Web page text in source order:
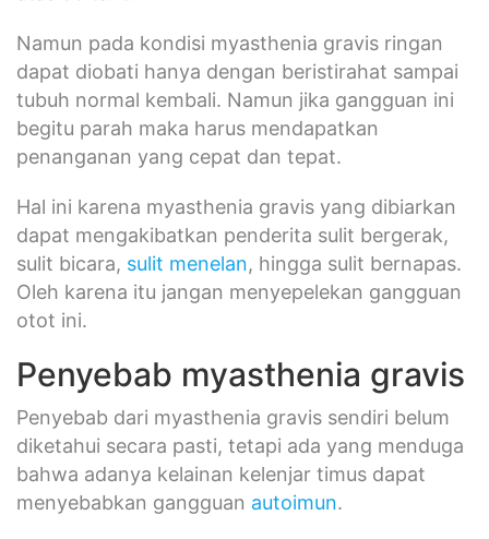
Namun pada kondisi myasthenia gravis ringan
dapat diobati hanya dengan beristirahat sampai
tubuh normal kembali. Namun jika gangguan ini
begitu parah maka harus mendapatkan
penanganan yang cepat dan tepat.
Hal ini karena myasthenia gravis yang dibiarkan
dapat mengakibatkan penderita sulit bergerak,
sulit bicara, sulit menelan, hingga sulit bernapas.
Oleh karena itu jangan menyepelekan gangguan
otot ini.
Penyebab myasthenia gravis
Penyebab dari myasthenia gravis sendiri belum
diketahui secara pasti, tetapi ada yang menduga
bahwa adanya kelainan kelenjar timus dapat
menyebabkan gangguan autoimun.